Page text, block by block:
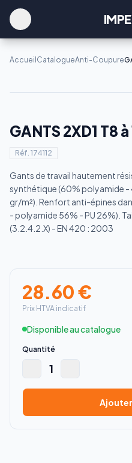
Accueil CatalogueAnti-Coupure
GANTS 2XD1 T8 à
Réf. 174112
Gants de travail hautement
synthétique (60% polyamide
gr/m²). Renfort anti-épines
- polyamide 56% - PU 26%).
(3.2.4.2.X) - EN 420 : 2003
28.60€
Prix HTVA indicatif
Disponible au catalogue
Quantité
1